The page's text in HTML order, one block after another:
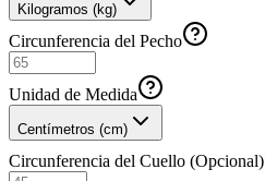
Kilogramos (kg)
Circunferencia del Pecho
Unidad de Medida
Centímetros (cm)
Circunferencia del Cuello (Opcional)